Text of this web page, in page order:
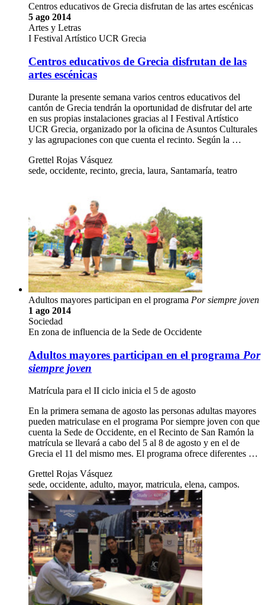
Centros educativos de Grecia disfrutan de las artes escénicas
5 ago 2014
Artes y Letras
I Festival Artístico UCR Grecia
Centros educativos de Grecia disfrutan de las
artes escénicas
Durante la presente semana varios centros educativos del
cantón de Grecia tendrán la oportunidad de disfrutar del arte
en sus propias instalaciones gracias al I Festival Artístico
UCR Grecia, organizado por la oficina de Asuntos Culturales
y las agrupaciones con que cuenta el recinto. Según la …
Grettel Rojas Vásquez
sede, occidente, recinto, grecia, laura, Santamaría, teatro
Adultos mayores participan en el programa Por siempre joven
1 ago 2014
Sociedad
En zona de influencia de la Sede de Occidente
Adultos mayores participan en el programa Por
siempre joven
Matrícula para el II ciclo inicia el 5 de agosto
En la primera semana de agosto las personas adultas mayores
pueden matriculase en el programa Por siempre joven con que
cuenta la Sede de Occidente, en el Recinto de San Ramón la
matrícula se llevará a cabo del 5 al 8 de agosto y en el de
Grecia el 11 del mismo mes. El programa ofrece diferentes …
Grettel Rojas Vásquez
sede, occidente, adulto, mayor, matricula, elena, campos.